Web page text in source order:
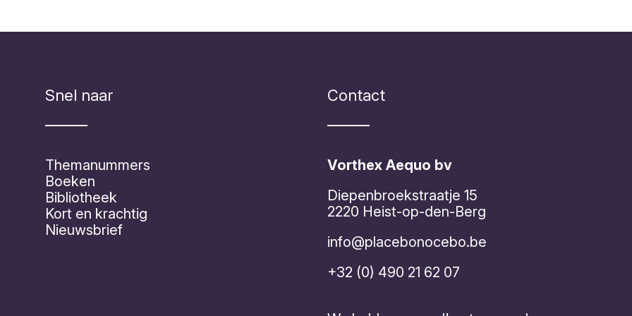
Snel naar
Themanummers
Boeken
Bibliotheek
Kort en krachtig
Nieuwsbrief
Contact
Vorthex Aequo bv
Diepenbroekstraatje 15
2220 Heist-op-den-Berg
info@placebonocebo.be
+32 (0) 490 21 62 07